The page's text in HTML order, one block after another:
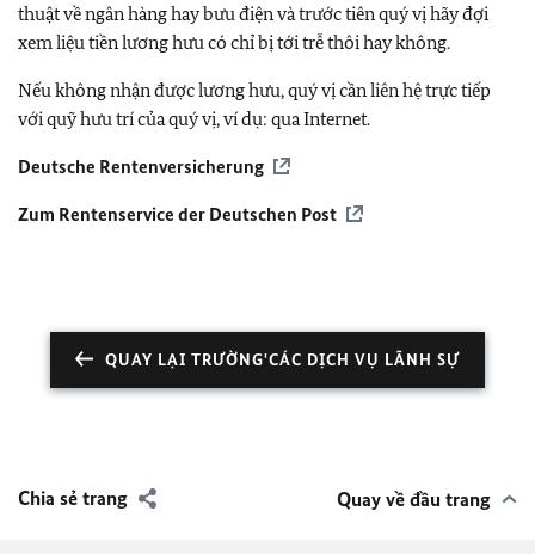
thuật về ngân hàng hay bưu điện và trước tiên quý vị hãy đợi
xem liệu tiền lương hưu có chỉ bị tới trễ thôi hay không.
Nếu không nhận được lương hưu, quý vị cần liên hệ trực tiếp
với quỹ hưu trí của quý vị, ví dụ: qua Internet.
Deutsche Rentenversicherung
Zum Rentenservice der Deutschen Post
QUAY LẠI TRƯỜNG'CÁC DỊCH VỤ LÃNH SỰ
Chia sẻ trang Quay về đầu trang